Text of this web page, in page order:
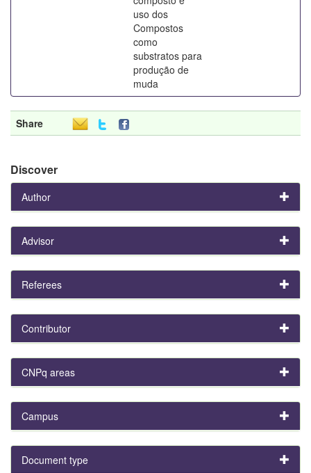
uso dos
Compostos
como
substratos para
produção de
muda
Share
Discover
Author
Advisor
Referees
Contributor
CNPq areas
Campus
Document type